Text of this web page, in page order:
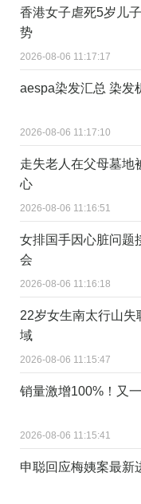
香港女子虐死5岁儿
势
2026-08-06 11:17:17
aespa染发汇总 染发
2026-08-06 11:17:10
走失老人在父母墓地
心
2026-08-06 11:16:51
女排国手因心脏问题
会
2026-08-06 11:16:18
22岁女生南太行山失
域
2026-08-06 11:15:47
销量激增100%！又
2026-08-06 11:15:41
申聪回应梅姨案最新